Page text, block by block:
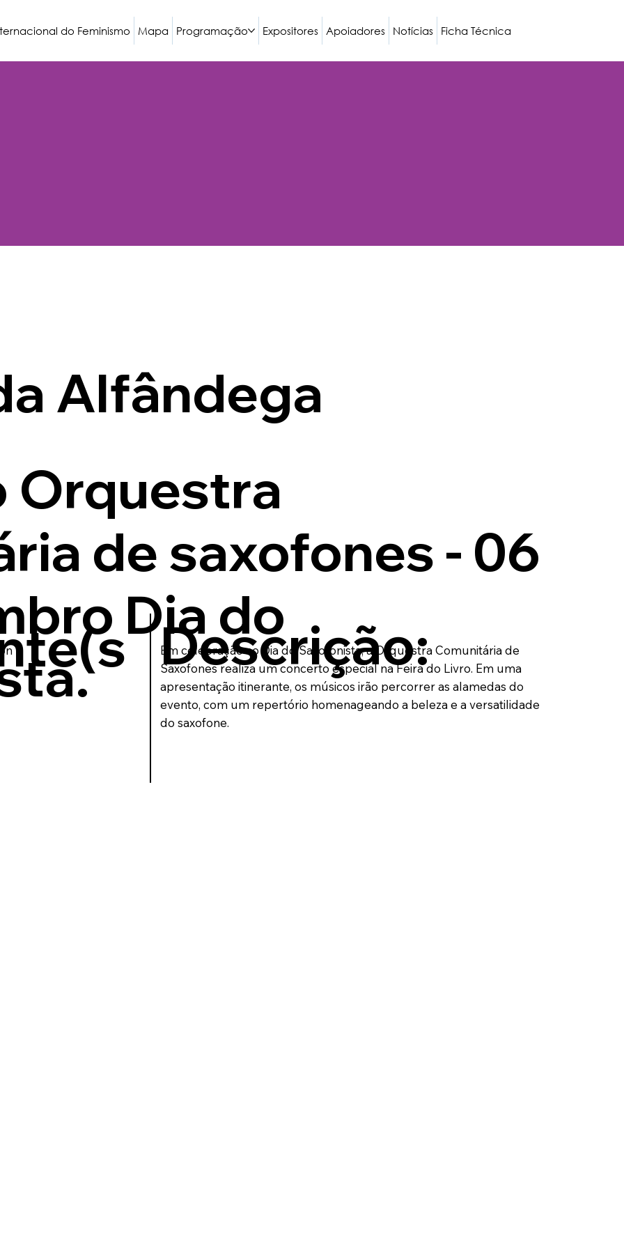
do Feminismo Mapa Programação Expositores Apoiadores Notícias Ficha Técnica
Alfândega
Orquestra
de saxofones - 06
Dia do
Descrição:
Em celebração ao Dia do Saxofonista, a Orquestra Comunitária de
Saxofones realiza um concerto especial na Feira do Livro. Em uma
apresentação itinerante, os músicos irão percorrer as alamedas do
evento, com um repertório homenageando a beleza e a versatilidade
do saxofone.